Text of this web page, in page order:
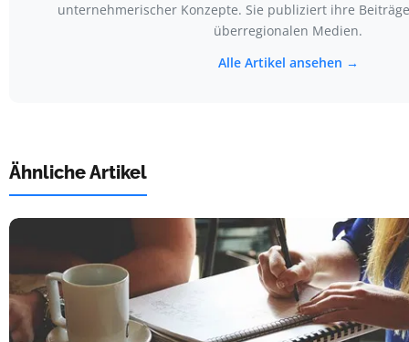
unternehmerischer Konzepte. Sie publiziert ihre
überregionalen Medien.
Alle Artikel ansehen →
Ähnliche Artikel